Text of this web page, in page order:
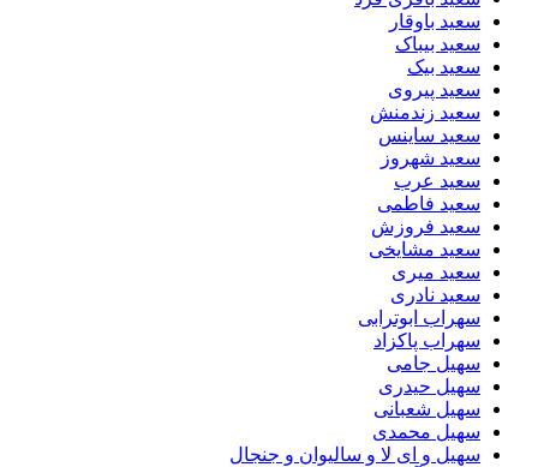
سعید باوقار
سعید بیباک
سعید بیک
سعید پیروی
سعید زندمنش
سعید ساینس
سعید شهروز
سعید عرب
سعید فاطمی
سعید فروزش
سعید مشایخی
سعید میری
سعید نادری
سهراب ابوترابی
سهراب پاکزاد
سهیل جامی
سهیل حیدری
سهیل شعبانی
سهیل محمدی
سهیل و ای لا و سالیوان و جنجال